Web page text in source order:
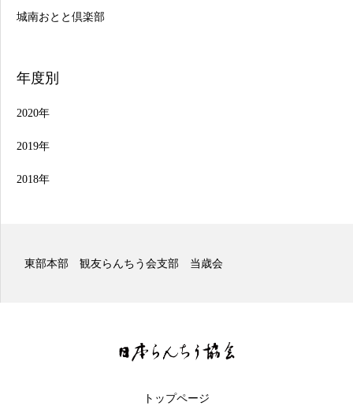
城南おとと倶楽部
年度別
2020年
2019年
2018年
東部本部 観友らんちう会支部 二歳会
トップページ